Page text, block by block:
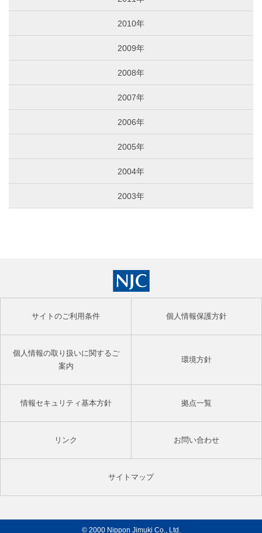
2010年
2009年
2008年
2007年
2006年
2005年
2004年
2003年
サイトのご利用条件 個人情報保護方針
個人情報の取り扱いに関するご
案内
環境方針
情報セキュリティ基本方針 拠点一覧
リンク お問い合わせ
サイトマップ
© 2000 Nippon Jimuki Co., Ltd.